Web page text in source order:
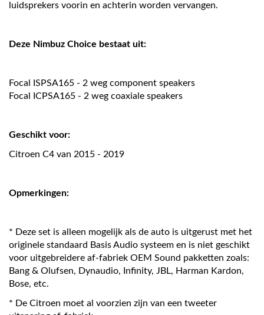
luidsprekers voorin en achterin worden vervangen.
Deze Nimbuz Choice bestaat uit:
Focal ISPSA165 - 2 weg component speakers
Focal ICPSA165 - 2 weg coaxiale speakers
Geschikt voor:
Citroen C4 van 2015 - 2019
Opmerkingen:
* Deze set is alleen mogelijk als de auto is uitgerust met het
originele standaard Basis Audio systeem en is niet geschikt
voor uitgebreidere af-fabriek OEM Sound pakketten zoals:
Bang & Olufsen, Dynaudio, Infinity, JBL, Harman Kardon,
Bose, etc.
* De Citroen moet al voorzien zijn van een tweeter